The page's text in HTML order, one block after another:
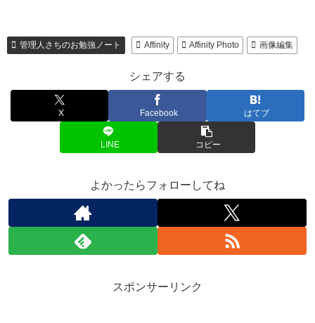
管理人さちのお勉強ノート Affinity Affinity Photo 画像編集
シェアする
X Facebook はてブ
LINE コピー
よかったらフォローしてね
スポンサーリンク